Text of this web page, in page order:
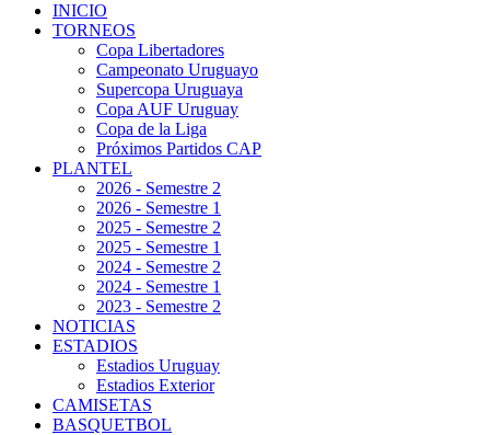
INICIO
TORNEOS
Copa Libertadores
Campeonato Uruguayo
Supercopa Uruguaya
Copa AUF Uruguay
Copa de la Liga
Próximos Partidos CAP
PLANTEL
2026 - Semestre 2
2026 - Semestre 1
2025 - Semestre 2
2025 - Semestre 1
2024 - Semestre 2
2024 - Semestre 1
2023 - Semestre 2
NOTICIAS
ESTADIOS
Estadios Uruguay
Estadios Exterior
CAMISETAS
BASQUETBOL